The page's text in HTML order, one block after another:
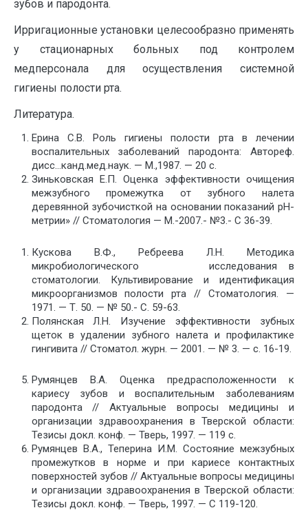
зубов и пародонта.
Ирригационные установки целесообразно применять
у стационарных больных под контролем
медперсонала для осуществления системной
гигиены полости рта.
Литература.
Ерина С.В. Роль гигиены полости рта в лечении
воспалитель­ных заболеваний пародонта: Автореф.
дисс…канд.мед.наук. — М.,1987. — 20 с.
Зиньковская Е.П. Оценка эффективности очищения
межзубного промежутка от зубного налета
деревянной зубочисткой на основании показаний рН-
метрии» // Стоматология — М.-2007.- №3.- С 36-39.
Кускова В.Ф., Ребреева Л.Н. Методика
микробиологического исследования в
стоматологии. Культивирование и идентифика­ция
микроорганизмов полости рта // Стоматология. —
1971. — Т. 50. — № 50.- С. 59-63.
Полянская Л.Н. Изучение эффективности зубных
щеток в удалении зубного налета и профилактике
гингивита // Стоматол. журн. — 2001. — № 3. — с. 16-19.
Румянцев В.А. Оценка предрасположенности к
кариесу зубов и воспалительным заболеваниям
пародонта // Актуальные вопросы медицины и
организации здравоохранения в Тверской области:
Тезисы докл. конф. — Тверь, 1997. — 119 с.
Румянцев В.А., Теперина И.М. Состояние межзубных
промежутков в норме и при кариесе контактных
поверхностей зубов // Актуальные вопросы медицины
и организации здравоохранения в Тверской области:
Тезисы докл. конф. — Тверь, 1997. — С 119-120.